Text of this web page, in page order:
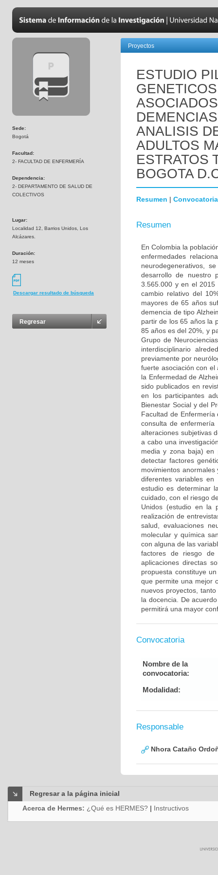
Sede:
Bogotá
Facultad:
2- FACULTAD DE ENFERMERÍA
Dependencia:
2- DEPARTAMENTO DE SALUD DE
COLECTIVOS
Lugar:
Localidad 12, Barrios Unidos, Los
Alcázares.
Duración:
12 meses
Descargar resultado de búsqueda
Regresar
Proyectos
ESTUDIO
ANALISIS
ADULTOS
ESTRATOS
BOGOTA
Resumen | Convocatoria
Resumen
En Colombia la
enfermedades
neurodegenerativos,
desarrollo de nuestro
3.565.000 y en el 2015
cambio relativo del
mayores de 65 años
demencia de tipo
partir de los 65 años la
85 años es del 20%, y
Grupo de
interdisciplinario
previamente por
fuerte asociación con el
la Enfermedad de
sido publicados en
en los participantes
Bienestar Social y del
Facultad de Enfermería
consulta de
alteraciones subjetivas
a cabo una
media y zona baja)
detectar factores
movimientos
diferentes variables
estudio es determinar
cuidado, con el riesgo
Unidos (estudio en la
realización de
salud, evaluaciones
molecular y química
con alguna de las
factores de riesgo de
aplicaciones directas
propuesta constituye
que permite una mejor
nuevos proyectos,
la docencia. De
permitirá una mayor
Convocatoria
Nombre de la
convocatoria:
Modalidad:
Responsable
Nhora Cataño
Regresar a la página inicial
Acerca de Hermes: ¿Qué es HERMES? | Instructivos